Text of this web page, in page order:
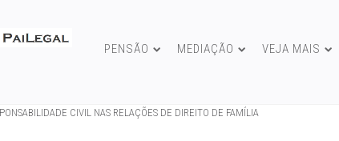
PENSÃO MEDIAÇÃO VEJA MAIS
CIVIL NAS RELAÇÕES DE DIREITO DE FAMÍLIA